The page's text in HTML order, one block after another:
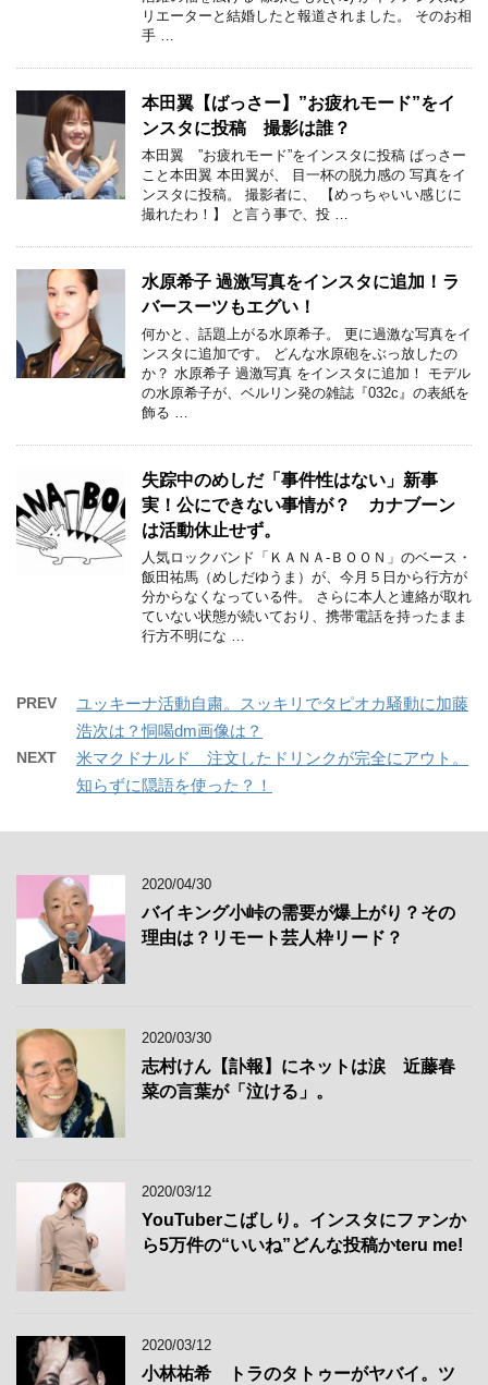
リエーターと結婚したと報道されました。 そのお相
手 …
本田翼【ばっさー】”お疲れモード”をイ
ンスタに投稿 撮影は誰？
本田翼 ”お疲れモード”をインスタに投稿 ばっさー
こと本田翼 本田翼が、 目一杯の脱力感の 写真をイ
ンスタに投稿。 撮影者に、 【めっちゃいい感じに
撮れたわ！】 と言う事で、投 …
水原希子 過激写真をインスタに追加！ラ
バースーツもエグい！
何かと、話題上がる水原希子。 更に過激な写真をイ
ンスタに追加です。 どんな水原砲をぶっ放したの
か？ 水原希子 過激写真 をインスタに追加！ モデル
の水原希子が、ベルリン発の雑誌『032c』の表紙を
飾る …
失踪中のめしだ「事件性はない」新事
実！公にできない事情が？ カナブーン
は活動休止せず。
人気ロックバンド「ＫＡＮＡ-ＢＯＯＮ」のベース・
飯田祐馬（めしだゆうま）が、今月５日から行方が
分からなくなっている件。 さらに本人と連絡が取れ
ていない状態が続いており、携帯電話を持ったまま
行方不明にな …
PREV
ユッキーナ活動自粛。スッキリでタピオカ騒動に加藤
浩次は？恫喝dm画像は？
NEXT
米マクドナルド 注文したドリンクが完全にアウト。
知らずに隠語を使った？！
2020/04/30
バイキング小峠の需要が爆上がり？その
理由は？リモート芸人枠リード？
2020/03/30
志村けん【訃報】にネットは涙 近藤春
菜の言葉が「泣ける」。
2020/03/12
YouTuberこばしり。インスタにファンか
ら5万件の“いいね”どんな投稿かteru me!
2020/03/12
小林祐希 トラのタトゥーがヤバイ。ツ